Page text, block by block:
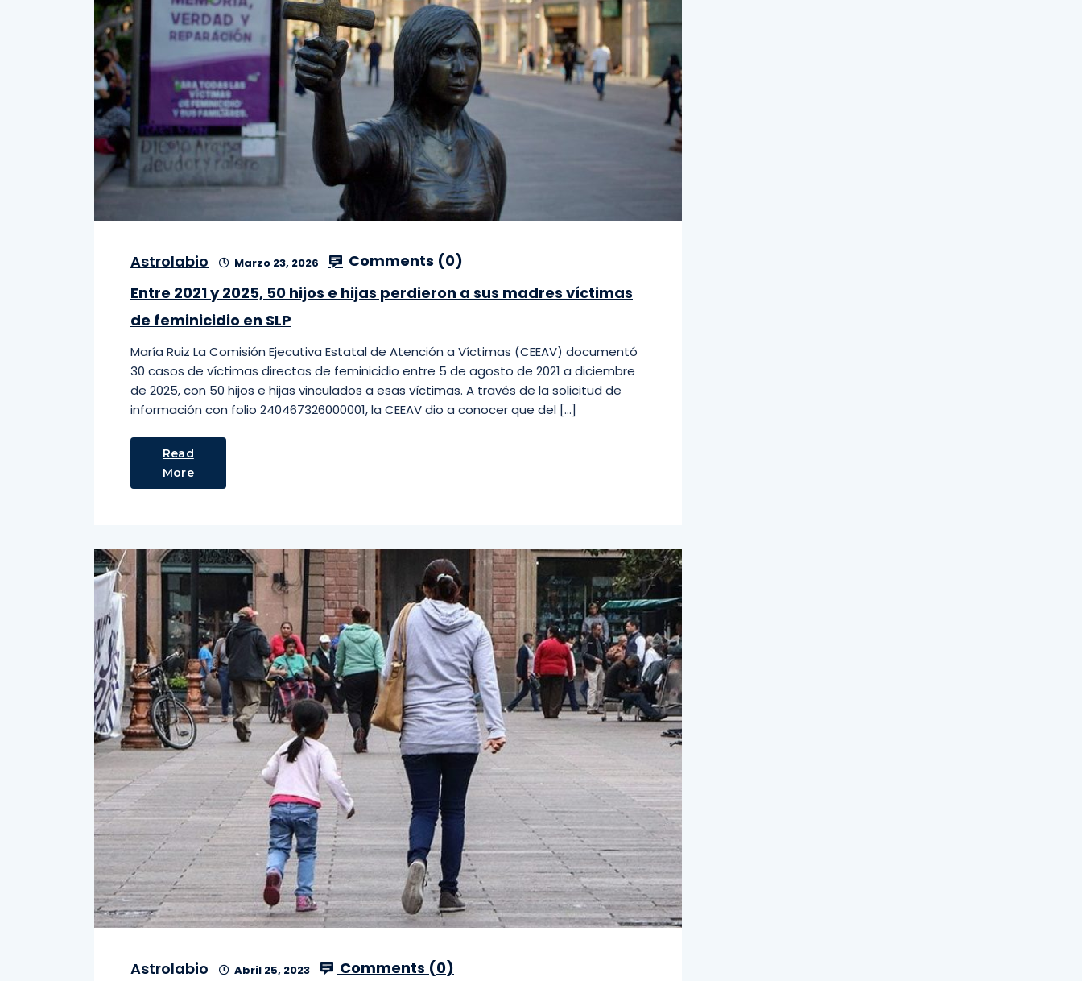
Astrolabio Marzo 23, 2026 Comments (0)
Entre 2021 y 2025, 50 hijos e hijas perdieron a sus madres víctimas
de feminicidio en SLP
María Ruiz La Comisión Ejecutiva Estatal de Atención a Víctimas (CEEAV) documentó
30 casos de víctimas directas de feminicidio entre 5 de agosto de 2021 a diciembre
de 2025, con 50 hijos e hijas vinculados a esas víctimas. A través de la solicitud de
información con folio 240467326000001, la CEEAV dio a conocer que del […]
Read
More
Astrolabio Abril 25, 2023 Comments (0)